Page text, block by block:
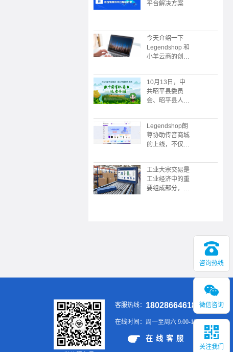
平台解决方案
今天介绍一下
Legendshop 和
小羊云商的创始
10月13日，中
共昭平县委员
会、昭平县人民
朗尊软件科技有
限公司协助，广
东广播电视台触
电传媒协协办的
茶 还看今昭”
2023昭平有机
茶，香沁粤港澳
大湾区推介会在
Legendshop朗
尊协助传音商城
的上线，不仅是
转型的典范，更
展现了传音“深
耕本地化，敢为
全球先”的战略
工业大宗交易是
工业经济中的重
要组成部分，涉
售，提升市场竞
客服热线： 18028664618
在线时间：周一至周六 9:00-19:00
在线客服
咨询热线
微信咨询
关注我们